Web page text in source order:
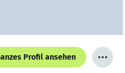
Profil ansehen